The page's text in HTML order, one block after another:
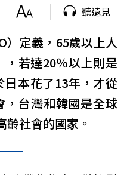
聽遠見
）定義，65歲以上人
，若達20％以上則是
日本花了13年，才從
，台灣和韓國是全球
齡社會的國家。